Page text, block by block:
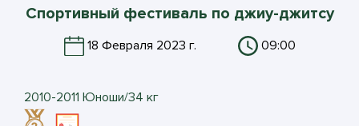
Спортивный фестиваль по джиу-джитсу
18 Февраля 2023 г. 09:00
2010-2011 Юноши/34 кг